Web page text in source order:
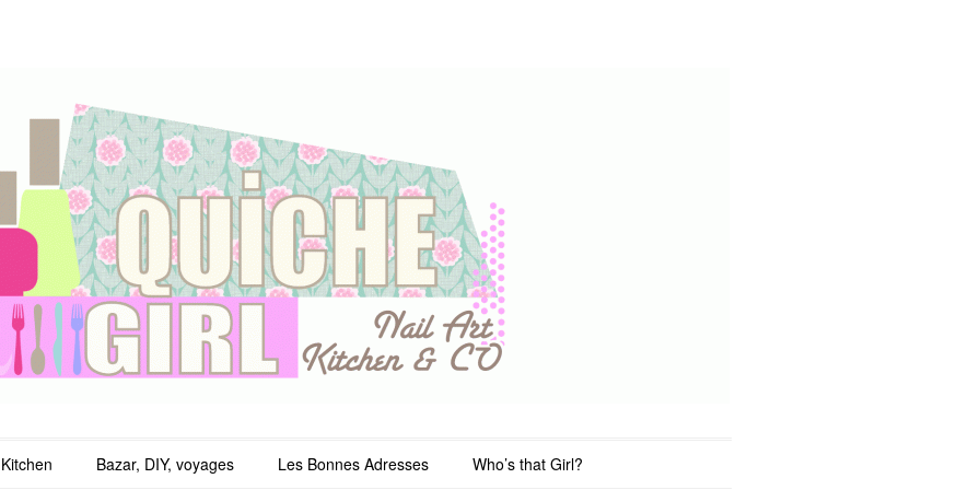
Kitchen Bazar, DIY, voyages Les Bonnes Adresses Who’s that Girl?